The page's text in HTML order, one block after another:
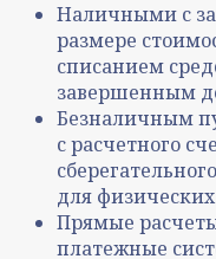
Наличными с
размере
списанием
завершенным
Безналичным
с расчетного
для
Прямые
платежные